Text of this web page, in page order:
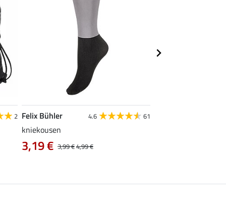
2 Felix Bühler 4.6 61
kniekousen
3,99 €4,99 €
3,19 €